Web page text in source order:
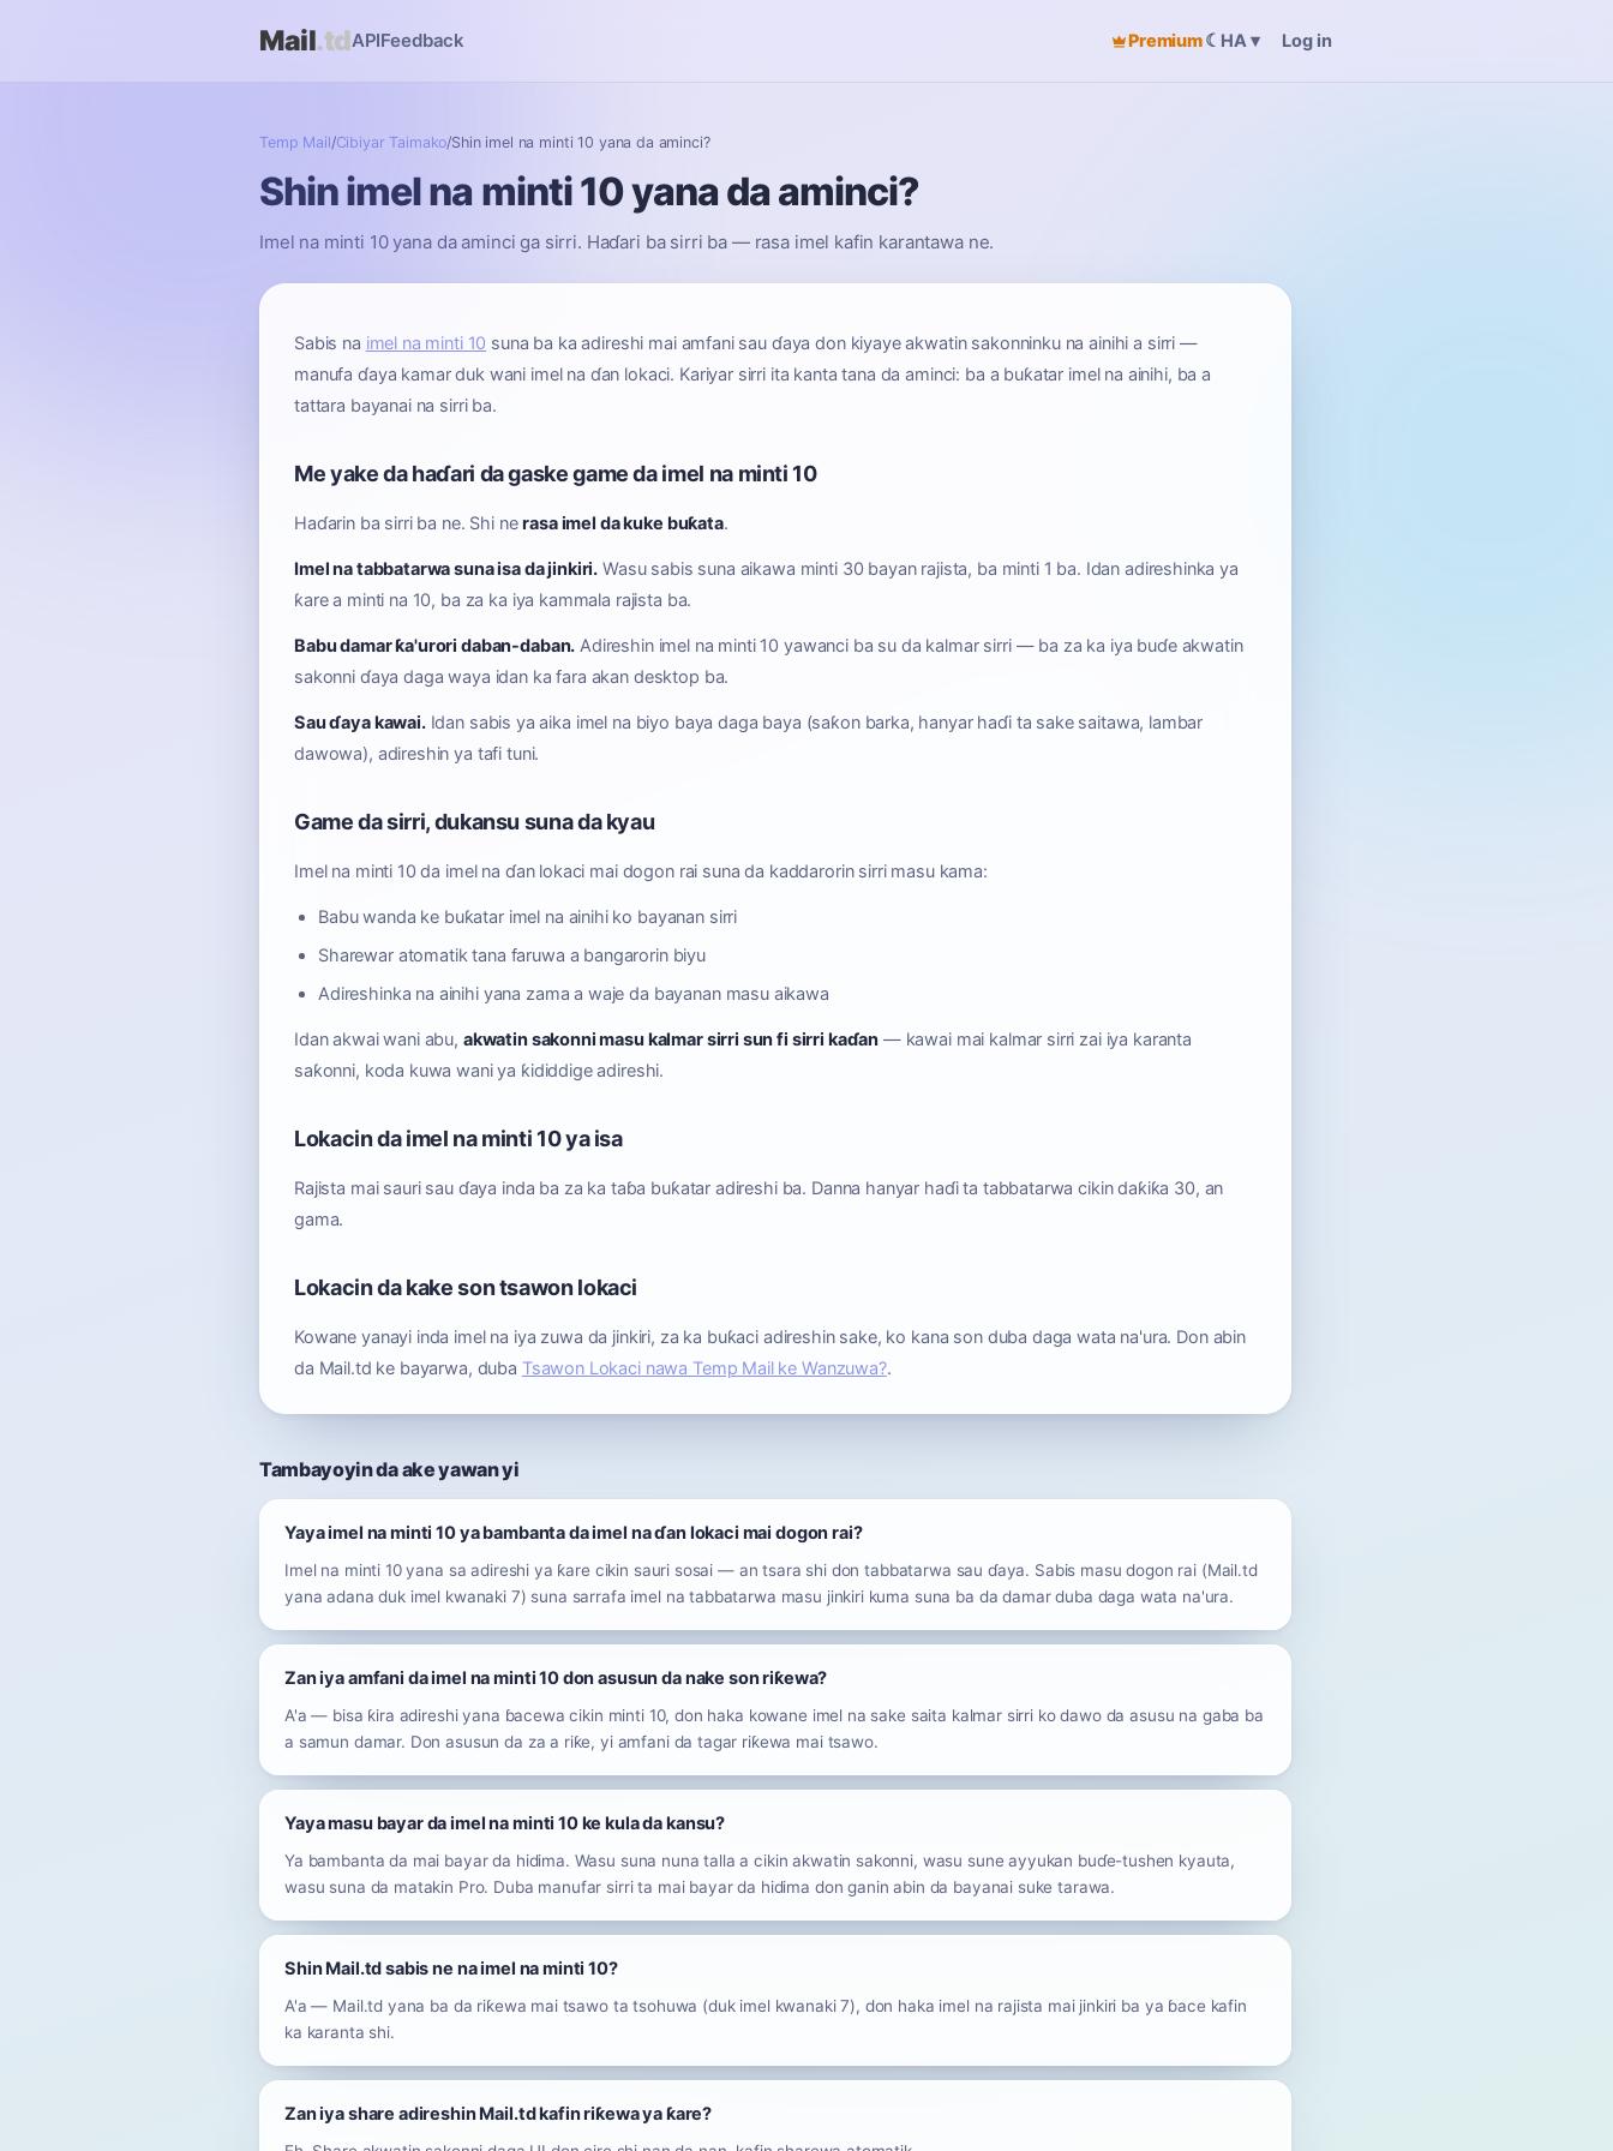
Mail.tdAPIFeedback Premium☾ HA▾ Log in
Temp Mail/Cibiyar Taimako/Shin imel na minti 10 yana da aminci?
Shin imel na minti 10 yana da aminci?
Imel na minti 10 yana da aminci ga sirri. Haɗari ba sirri ba — rasa imel kafin karantawa ne.
Sabis na imel na minti 10 suna ba ka adireshi mai amfani sau ɗaya don kiyaye akwatin sakonninku na ainihi a sirri —
manufa ɗaya kamar duk wani imel na ɗan lokaci. Kariyar sirri ita kanta tana da aminci: ba a buƙatar imel na ainihi, ba a
tattara bayanai na sirri ba.
Me yake da haɗari da gaske game da imel na minti 10
Haɗarin ba sirri ba ne. Shi nerasa imel da kuke buƙata.
Imel na tabbatarwa suna isa da jinkiri. Wasu sabis suna aikawa minti 30 bayan rajista, ba minti 1 ba. Idan adireshinka ya
ƙare a minti na 10, ba za ka iya kammala rajista ba.
Babu damar ƙa'urori daban-daban. Adireshin imel na minti 10 yawanci ba su da kalmar sirri — ba za ka iya buɗe akwatin
sakonni ɗaya daga waya idan ka fara akan desktop ba.
Sau ɗaya kawai.Idan sabis ya aika imel na biyo baya daga baya (saƙon barka, hanyar haɗi ta sake saitawa, lambar
dawowa), adireshin ya tafi tuni.
Game da sirri, dukansu suna da kyau
Imel na minti 10 da imel na ɗan lokaci mai dogon rai suna da kaddarorin sirri masu kama:
Babu wanda ke buƙatar imel na ainihi ko bayanan sirri
Sharewar atomatik tana faruwa a bangarorin biyu
Adireshinka na ainihi yana zama a waje da bayanan masu aikawa
Idan akwai wani abu, akwatin sakonni masu kalmar sirri sun fi sirri kaɗan — kawai mai kalmar sirri zai iya karanta
saƙonni, koda kuwa wani ya ƙididdige adireshi.
Lokacin da imel na minti 10 ya isa
Rajista mai sauri sau ɗaya inda ba za ka taɓa buƙatar adireshi ba. Danna hanyar haɗi ta tabbatarwa cikin daƙiƙa 30, an
gama.
Lokacin da kake son tsawon lokaci
Kowane yanayi inda imel na iya zuwa da jinkiri, za ka buƙaci adireshin sake, ko kana son duba daga wata na'ura. Don abin
da Mail.td ke bayarwa, duba Tsawon Lokaci nawa Temp Mail ke Wanzuwa?.
Tambayoyin da ake yawan yi
Yaya imel na minti 10 ya bambanta da imel na ɗan lokaci mai dogon rai?
Imel na minti 10 yana sa adireshi ya ƙare cikin sauri sosai — an tsara shi don tabbatarwa sau ɗaya. Sabis masu dogon rai (Mail.td
yana adana duk imel kwanaki 7) suna sarrafa imel na tabbatarwa masu jinkiri kuma suna ba da damar duba daga wata na'ura.
Zan iya amfani da imel na minti 10 don asusun da nake son riƙewa?
A'a — bisa ƙira adireshi yana ɓacewa cikin minti 10, don haka kowane imel na sake saita kalmar sirri ko dawo da asusu na gaba ba
a samun damar. Don asusun da za a riƙe, yi amfani da tagar riƙewa mai tsawo.
Yaya masu bayar da imel na minti 10 ke kula da kansu?
Ya bambanta da mai bayar da hidima. Wasu suna nuna talla a cikin akwatin sakonni, wasu sune ayyukan buɗe-tushen kyauta,
wasu suna da matakin Pro. Duba manufar sirri ta mai bayar da hidima don ganin abin da bayanai suke tarawa.
Shin Mail.td sabis ne na imel na minti 10?
A'a — Mail.td yana ba da riƙewa mai tsawo ta tsohuwa (duk imel kwanaki 7), don haka imel na rajista mai jinkiri ba ya ɓace kafin
ka karanta shi.
Zan iya share adireshin Mail.td kafin riƙewa ya ƙare?